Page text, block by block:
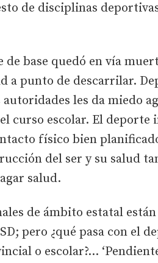
de disciplinas
de base quedó en vía
a punto de descarrilar.
les da miedo
curso escolar. El deporte
físico bien
del ser y su salud
salud.
de ámbito estatal
pero ¿qué pasa con el
o escolar?...